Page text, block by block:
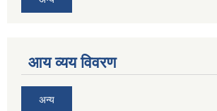
आय व्यय विवरण
अन्य